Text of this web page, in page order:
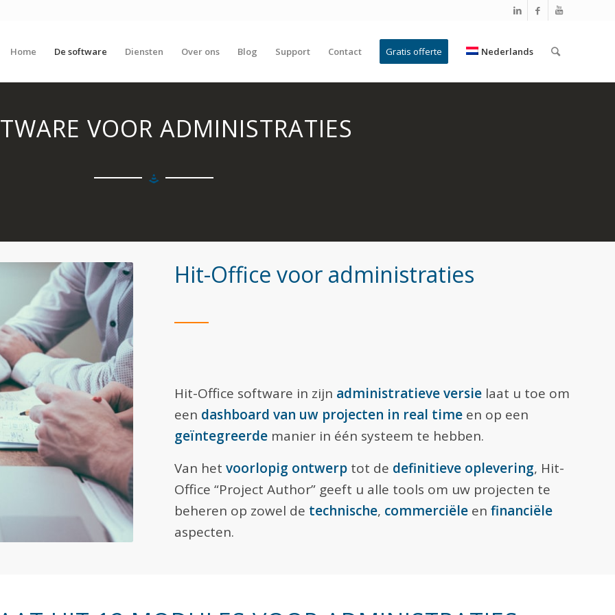
Home De software Diensten Over ons Blog Support Contact Gratis offerte Nederlands
VOOR ADMINISTRATIES
Hit-Office voor administraties
Hit-Office software in zijn administratieve versie laat u toe om
een dashboard van uw projecten in real time en op een
geïntegreerde manier in één systeem te hebben.
Van het voorlopig ontwerp tot de definitieve oplevering, Hit-
Office “Project Author” geeft u alle tools om uw projecten te
beheren op zowel de technische, commerciële en financiële
aspecten.